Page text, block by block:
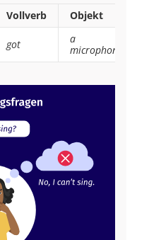
Vollverb Objekt
got
a
microphone?